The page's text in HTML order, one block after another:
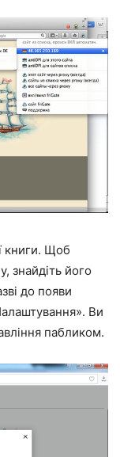
книги. Щоб
знайдіть його
до появи
Ви
пабликом.